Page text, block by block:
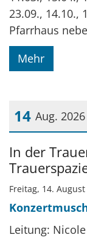
23.09., 14.10.,
Pfarrhaus
Mehr
14 Aug. 2026
Datum: 14.
In der
Freitag, 14.
Leitung: